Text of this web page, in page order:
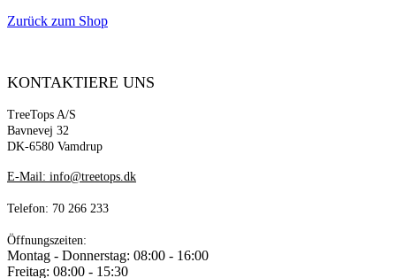
Zurück zum Shop
KONTAKTIERE UNS
TreeTops A/S
Bavnevej 32
DK-6580 Vamdrup
E-Mail: info@treetops.dk
Telefon: 70 266 233
Öffnungszeiten:
Montag - Donnerstag: 08:00 - 16:00
Freitag: 08:00 - 15:30